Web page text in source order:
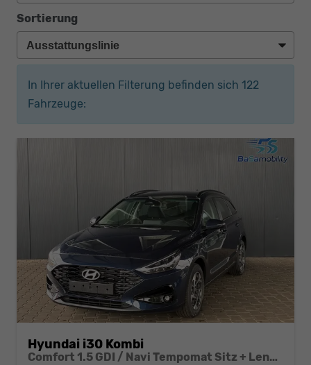
Sortierung
In Ihrer aktuellen Filterung befinden sich 122
Fahrzeuge:
Hyundai i30 Kombi
Comfort 1.5 GDI / Navi Tempomat Sitz + Lenkradheizung LED Alu 16''